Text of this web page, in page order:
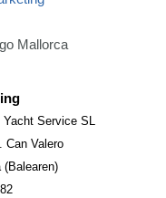
Service SL
Can Valero
(Balearen)